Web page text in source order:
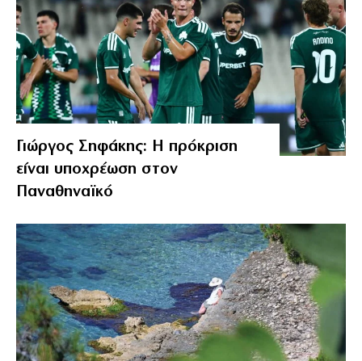
Γιώργος Σηφάκης: Η πρόκριση
είναι υποχρέωση στον
Παναθηναϊκό